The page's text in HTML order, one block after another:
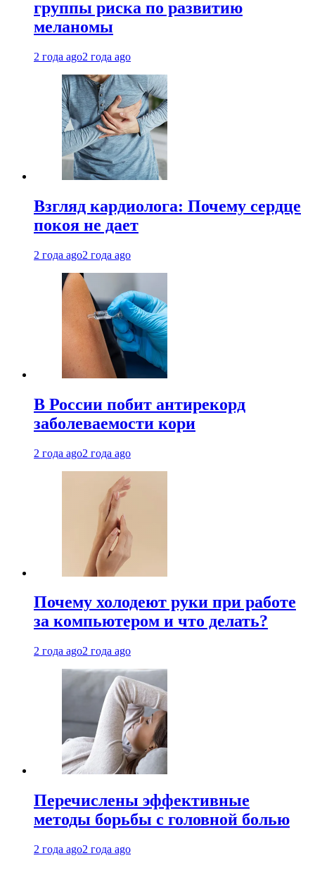
группы риска по развитию
меланомы
2 года ago2 года ago
Взгляд кардиолога: Почему сердце
покоя не дает
2 года ago2 года ago
В России побит антирекорд
заболеваемости кори
2 года ago2 года ago
Почему холодеют руки при работе
за компьютером и что делать?
2 года ago2 года ago
Перечислены эффективные
методы борьбы с головной болью
2 года ago2 года ago